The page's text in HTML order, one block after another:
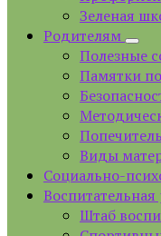
Зеленая
Родителям
Полезные
Памятки
Виды
Социально-
Воспитательная
Штаб